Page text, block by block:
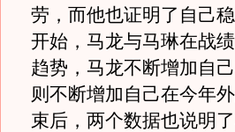
劳，而他也证明了自己
开始，马龙与马琳在战
趋势，马龙不断增加自
则不断增加自己在今年
束后，两个数据也说明